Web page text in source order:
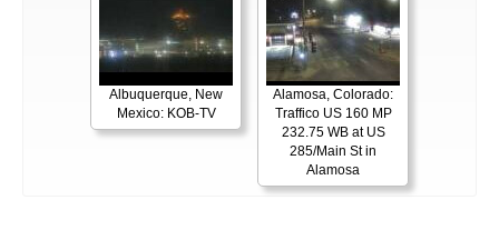
Albuquerque, New
Mexico: KOB-TV
Alamosa, Colorado:
Traffico US 160 MP
232.75 WB at US
285/Main St in
Alamosa